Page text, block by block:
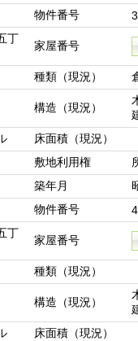
物件番号 3
丁
家屋番号
種類（現況）
構造（現況）
床面積（現況）
敷地利用権
築年月
物件番号 4
丁
家屋番号
種類（現況）
構造（現況）
床面積（現況）